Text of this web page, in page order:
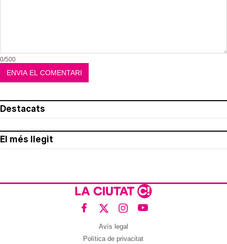
0/500
Destacats
El més llegit
Avís legal
Política de privacitat